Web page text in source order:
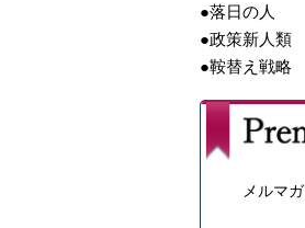
●落日の人
●政策新人類
●鞍替え戦略
メルマ